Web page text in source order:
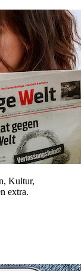
Kultur,
extra.